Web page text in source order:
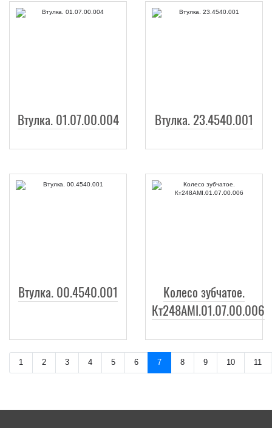
Втулка. 01.07.00.004 Втулка. 23.4540.001
Втулка. 00.4540.001
Колесо зубчатое.
Кт248АМI.01.07.00.006
1 2 3 4 5 6 7 8 9 10 11